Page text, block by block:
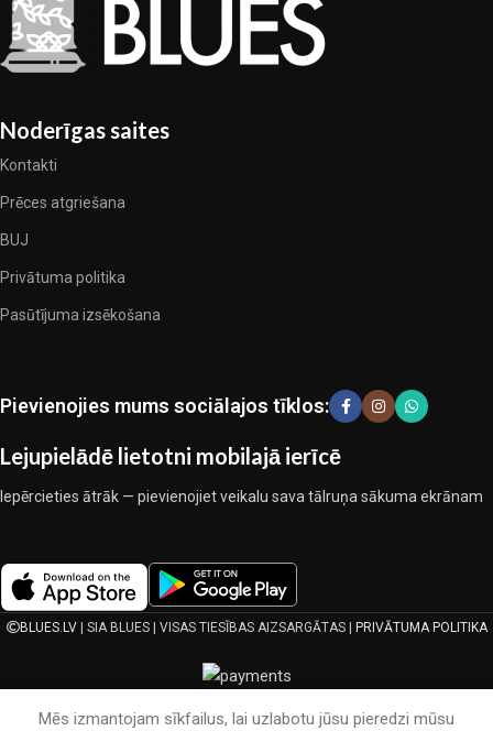
veļas katalogs: pieejamas gan kokvilnas, gan kokvilna satīna gultas
veļas.
Gultas veļas ražotāji, kā arī citu tekstila preču ražotāji ir pilni ar
pārsteidzošiem piedāvājumiem: nereti sastopamies gan ar
dizainieriskām prēcem, kuras novērtēs īsti skaistuma pazinēji. Mēs
esam izvēlējušies jums labākos modeļus no mūsdienu gultas veļas
ražotājiem, kuriem izdevās ģeniāli apvienot eleganci, kvalitāti un
pārbaudītu uzņēmumu produkti. Kuri daudzu gadu nepārtrauktā
ekspluatācijas īpašības, pievilcīgu izstrādājumu izskatu, ilgu
Noderīgas saites
Kontakti
Prēces atgriešana
BUJ
Privātuma politika
Pasūtījuma izsēkošana
Pievienojies mums sociālajos tīklos:
Lejupielādē lietotni mobilajā ierīcē
Iepērcieties ātrāk — pievienojiet veikalu sava tālruņa sākuma ekrānam
BLUES.LV| SIA BLUES | VISAS TIESĪBAS AIZSARGĀTAS | PRIVĀTUMA POLITIKA
Mēs izmantojam sīkfailus, lai uzlabotu jūsu pieredzi mūsu